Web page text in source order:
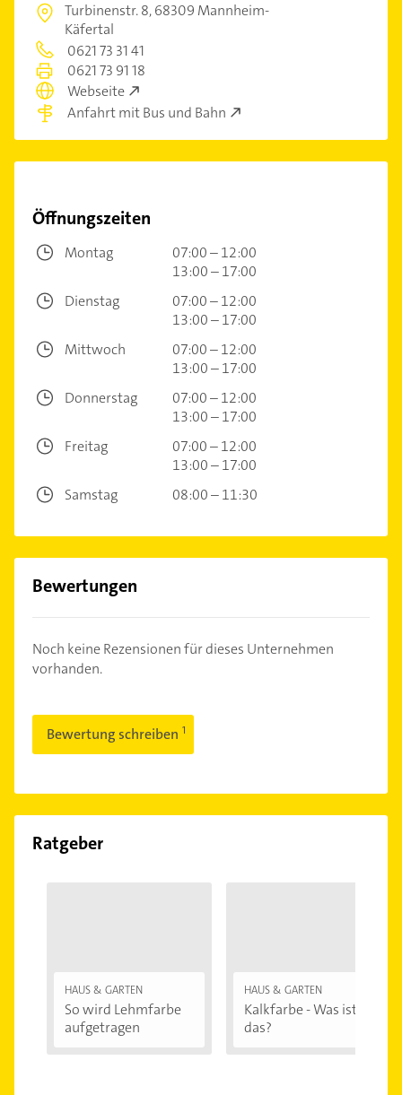
Turbinenstr. 8,68309 Mannheim-
Käfertal
0621 73 31 41
0621 73 91 18
Webseite
Anfahrt mit Bus und Bahn
Öffnungszeiten
Montag
07:00 – 12:00
13:00 – 17:00
Dienstag
07:00 – 12:00
13:00 – 17:00
Mittwoch
07:00 – 12:00
13:00 – 17:00
Donnerstag
07:00 – 12:00
13:00 – 17:00
Freitag
07:00 – 12:00
13:00 – 17:00
Samstag
08:00 – 11:30
Bewertungen
Noch keine Rezensionen für dieses Unternehmen
vorhanden.
Bewertung schreiben
Ratgeber
HAUS & GARTEN
So wird Lehmfarbe
aufgetragen
HAUS & GARTEN
Kalkfarbe - Was ist
das?